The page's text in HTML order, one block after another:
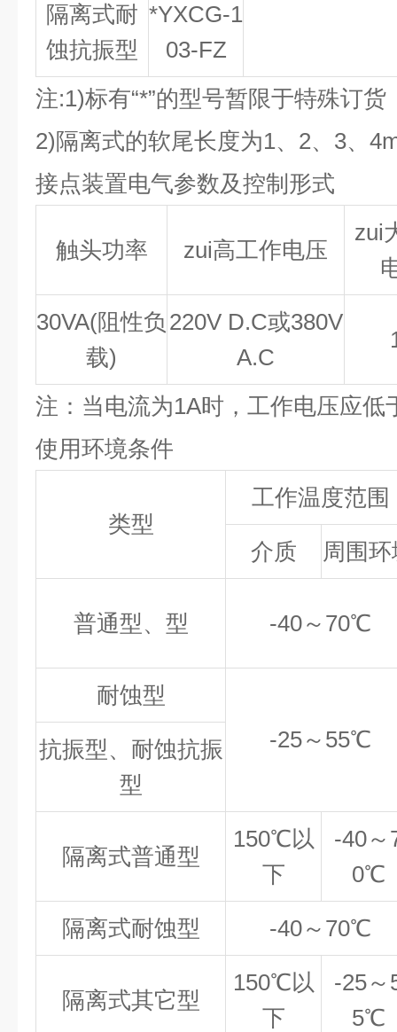
隔离式耐
蚀抗振型
*YXCG-1
03-FZ
注:1)标有“*”的型号暂限于特殊订货
2)隔离式的软尾长度为1、2、3、
接点装置电气参数及控制形式
触头功率 zui高工作电压
zui
30VA(阻性负
载)
220V D.C或380V
A.C
注：当电流为1A时，工作电压应低
使用环境条件
类型
工作温度范围
介质 周围
普通型、型 -40～70℃
耐蚀型
-25～55℃
抗振型、耐蚀抗振
型
隔离式普通型
150℃以
下
-40～
0℃
隔离式耐蚀型 -40～70℃
隔离式其它型
150℃以
下
-25～
5℃